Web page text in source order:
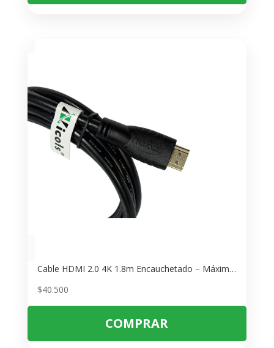
Cable HDMI 2.0 4K 1.8m Encauchetado – Máxima Calidad de Video
$40.500
COMPRAR